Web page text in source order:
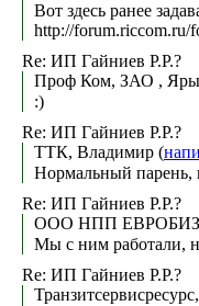
Вот здесь ранее
http://forum.riccom.ru/
Re: ИП Гайниев Р.Р.?
Проф Ком, ЗАО ,
:)
Re: ИП Гайниев Р.Р.?
ТТК, Владимир (
Нормальный парень,
Re: ИП Гайниев Р.Р.?
ООО НПП
Мы с ним работали,
Re: ИП Гайниев Р.Р.?